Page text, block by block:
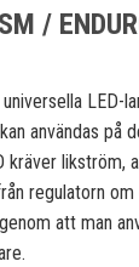
/
LED-
användas på
kräver likström,
regulatorn om
att man